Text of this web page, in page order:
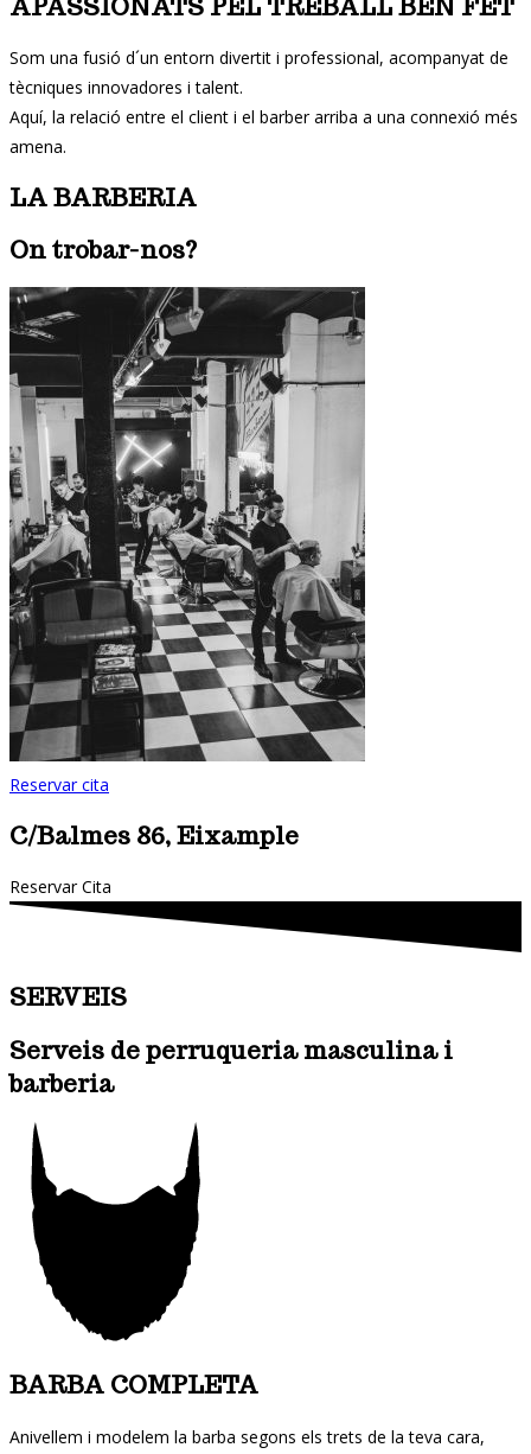
APASSIONATS PEL TREBALL BEN FET
Som una fusió d´un entorn divertit i professional, acompanyat de
tècniques innovadores i talent.
Aquí, la relació entre el client i el barber arriba a una connexió més
amena.
LA BARBERIA
On trobar-nos?
Reservar cita
C/Balmes 86, Eixample
Reservar Cita
SERVEIS
Serveis de perruqueria masculina i
barberia
BARBA COMPLETA
Anivellem i modelem la barba segons els trets de la teva cara,